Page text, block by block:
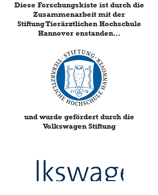
Diese Forschungskiste ist durch die
Zusammenarbeit mit der
Stiftung Tierärztlichen Hochschule
Hannover enstanden...
und wurde gefördert durch die
Volkswagen Stiftung